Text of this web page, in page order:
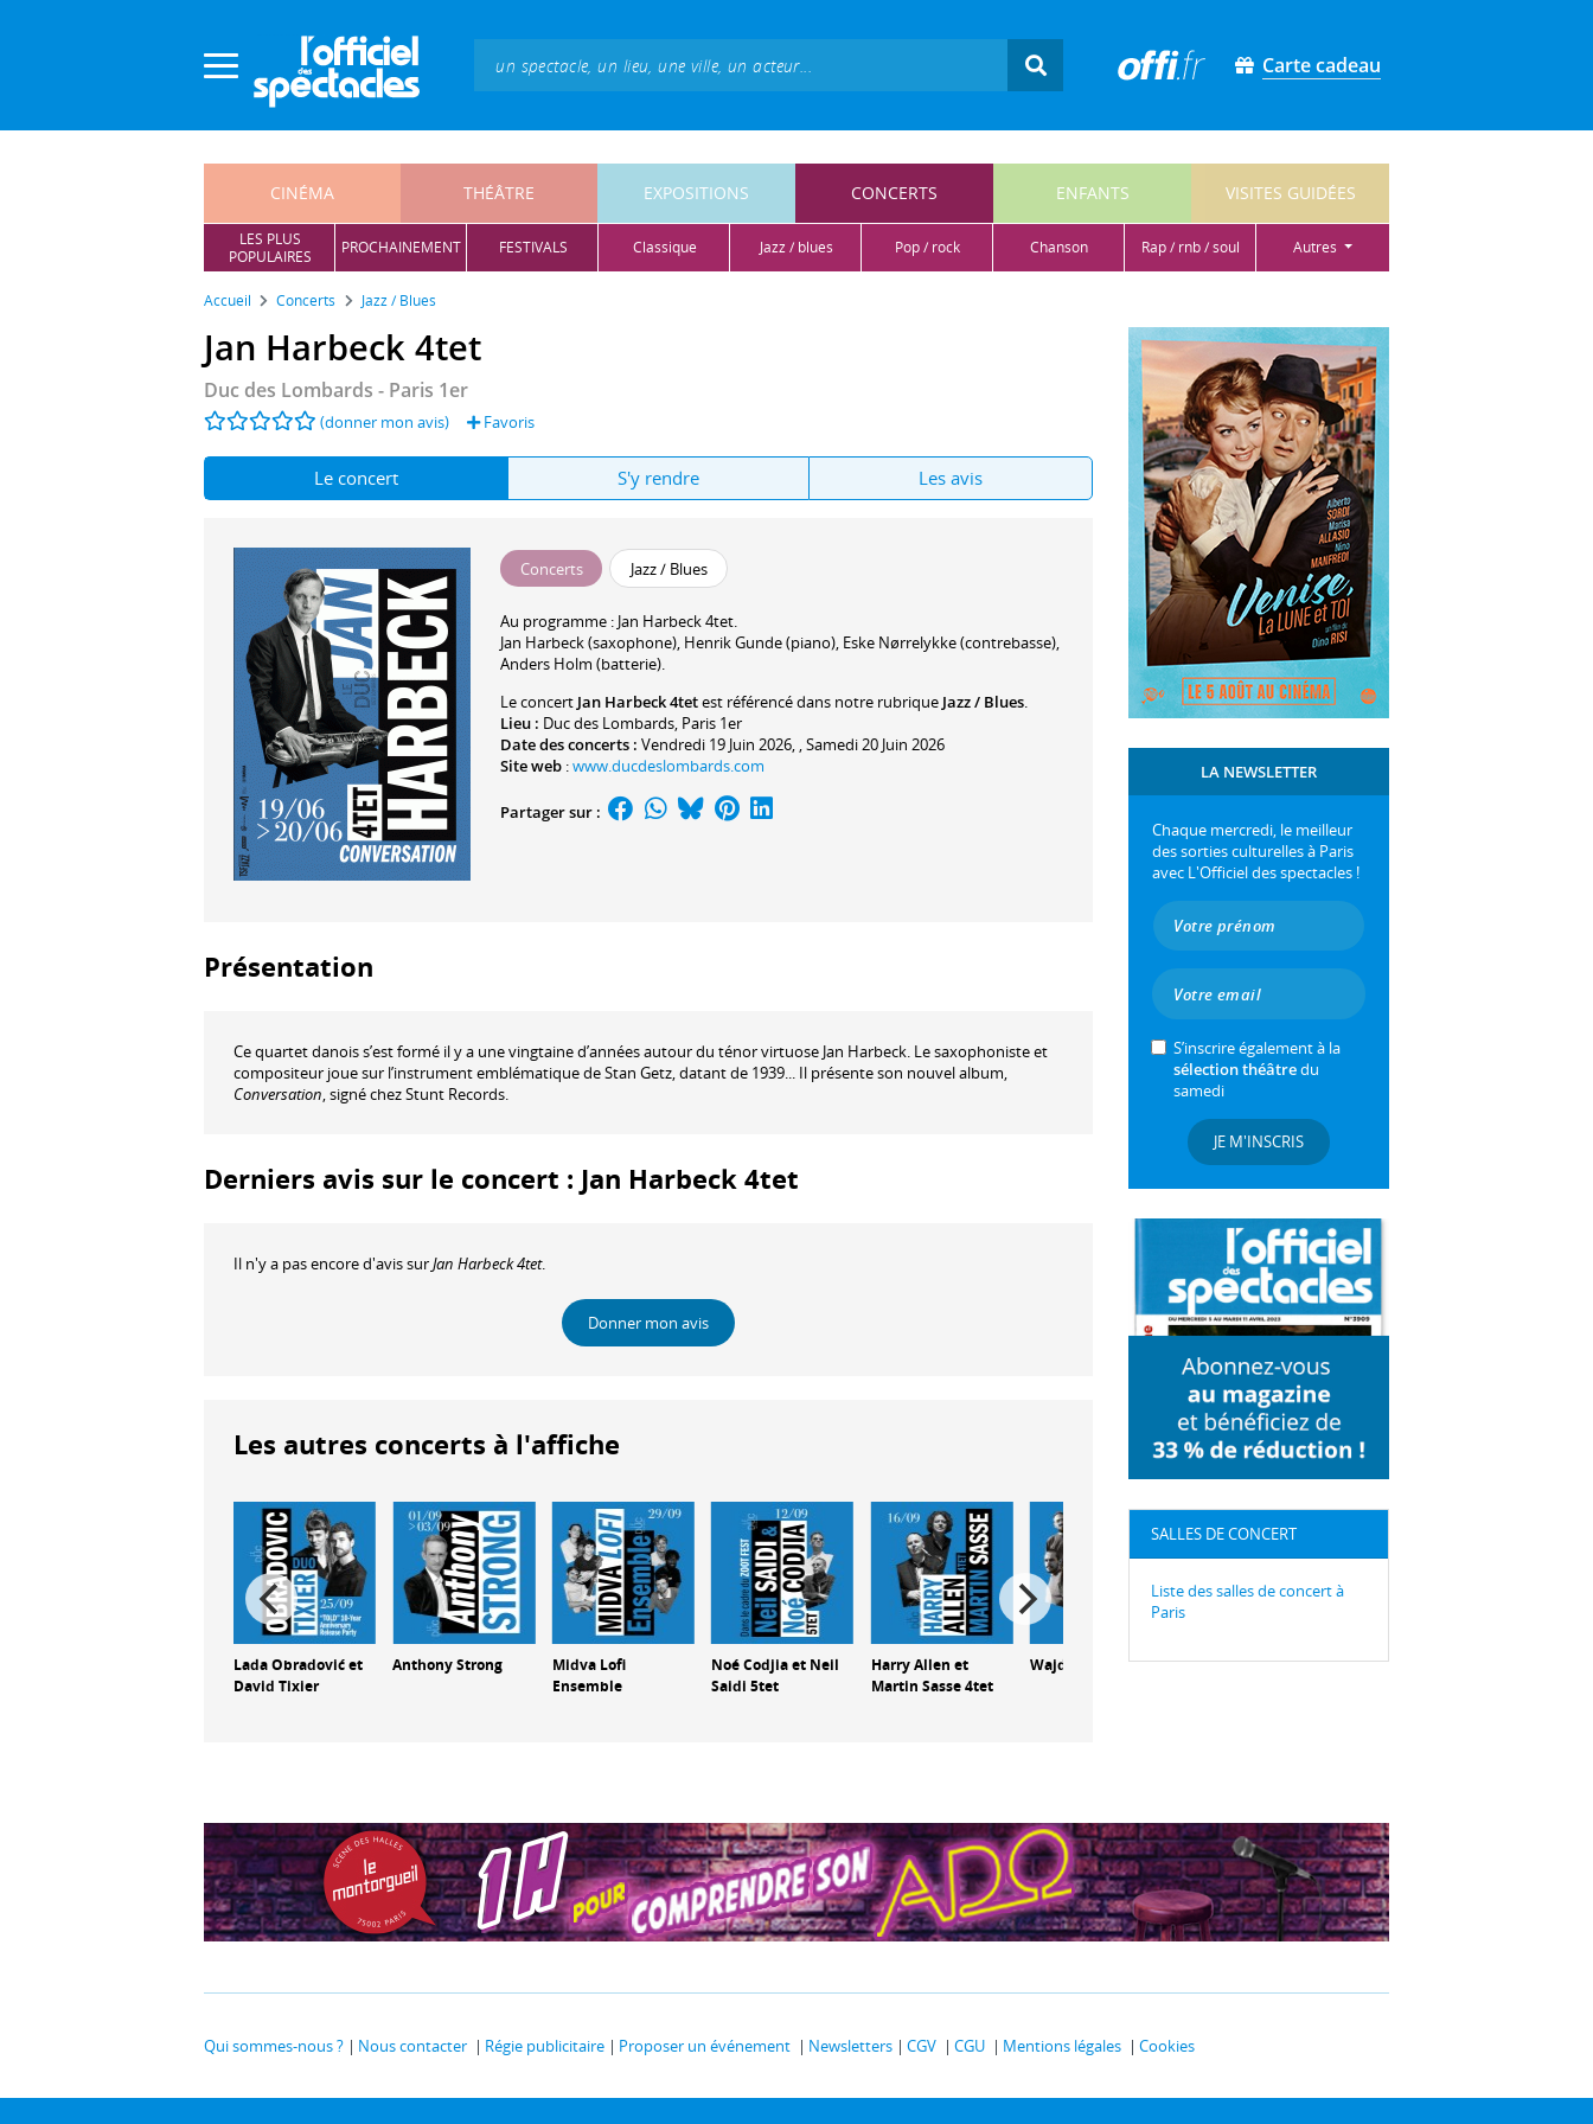
Carte cadeau
CINÉMA THÉÂTRE EXPOSITIONS CONCERTS ENFANTS VISITES GUIDÉES
LES PLUS
POPULAIRES
PROCHAINEMENT FESTIVALS classique jazz / blues pop / rock chanson rap / rnb / soul autres
Accueil Concerts Jazz / Blues
Jan Harbeck 4tet
Duc des Lombards - Paris 1er
(donner mon avis) Favoris
Le concert S'y rendre Les avis
Concerts Jazz / Blues
Au programme : Jan Harbeck4tet.
Jan Harbeck(saxophone), Henrik Gunde(piano), Eske Nørrelykke(contrebasse),
Anders Holm (batterie).
Le concert Jan Harbeck 4tetest référencé dans notre rubrique Jazz / Blues.
Lieu : Duc des Lombards, Paris 1er
Date des concerts : Vendredi 19 Juin 2026, , Samedi 20 Juin 2026
Site web :www.ducdeslombards.com
Partager sur :
Présentation
Ce quartet danois s’est formé il y a une vingtaine d’années autour du ténor virtuose Jan Harbeck. Le saxophoniste et
compositeur joue sur l’instrument emblématique de Stan Getz, datant de 1939... Il présente son nouvel album,
Conversation , signé chez Stunt Records.
Derniers avis sur le concert : Jan Harbeck 4tet
Il n'y a pas encore d'avis surJan Harbeck 4tet.
Donner mon avis
Les autres concerts à l'affiche
Lada Obradović et
David Tixier
Anthony Strong
Midva Lofi
Ensemble
Noé Codjia et Neil
Saidi 5tet
Harry Allen et
Martin Sasse 4tet
Wajdi Riahi trio
LA NEWSLETTER
Chaque mercredi, le meilleur
des sorties culturelles à Paris
avec L'Officiel des spectacles !
S’inscrire également à la
sélection théâtredu
samedi
JE M'INSCRIS
SALLES DE CONCERT
Liste des salles de concert à
Paris
Qui sommes-nous ? Nous contacter Régie publicitaire Proposer un événement Newsletters CGV CGU Mentions légales Cookies